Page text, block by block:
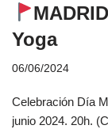
Yoga
06/06/2024
Celebración Día
junio 2024. 20h.